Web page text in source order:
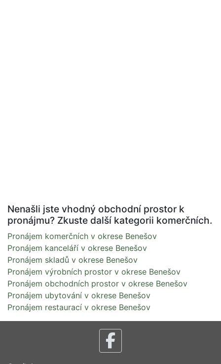
Nenašli jste vhodný obchodní prostor k
pronájmu? Zkuste další kategorii komerčních.
Pronájem komerčních v okrese Benešov
Pronájem kanceláří v okrese Benešov
Pronájem skladů v okrese Benešov
Pronájem výrobních prostor v okrese Benešov
Pronájem obchodních prostor v okrese Benešov
Pronájem ubytování v okrese Benešov
Pronájem restaurací v okrese Benešov